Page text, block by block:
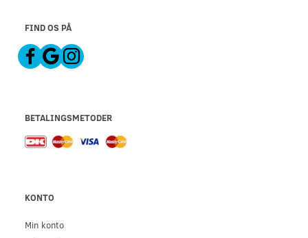
FIND OS PÅ
BETALINGSMETODER
KONTO
Min konto